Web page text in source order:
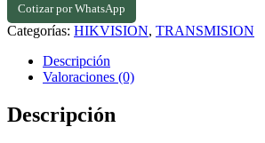
Cotizar por WhatsApp
Categorías: HIKVISION, TRANSMISION
Descripción
Valoraciones (0)
Descripción